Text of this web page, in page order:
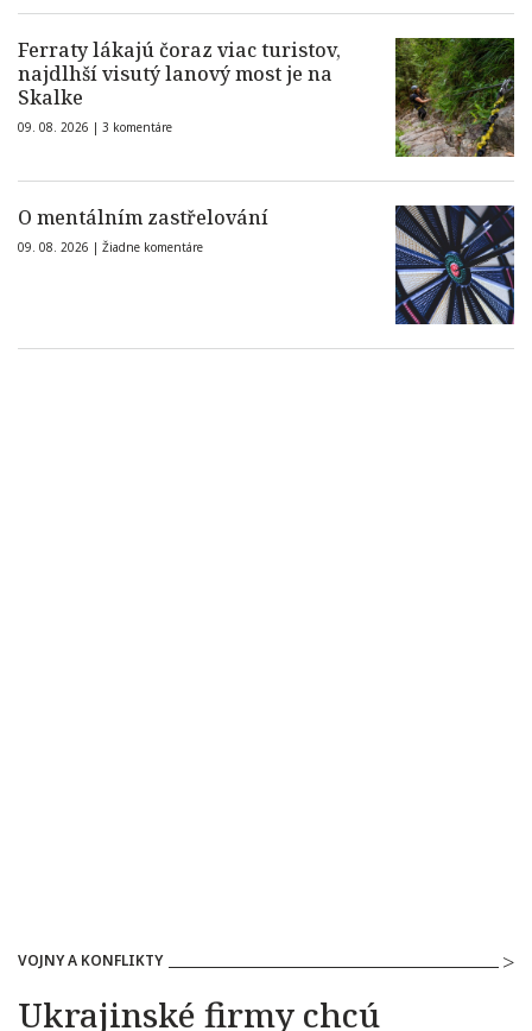
Ferraty lákajú čoraz viac turistov,
najdlhší visutý lanový most je na
Skalke
09. 08. 2026 | 3 komentáre
O mentálním zastřelování
09. 08. 2026 | Žiadne komentáre
VOJNY A KONFLIKTY
Ukrajinské firmy chcú